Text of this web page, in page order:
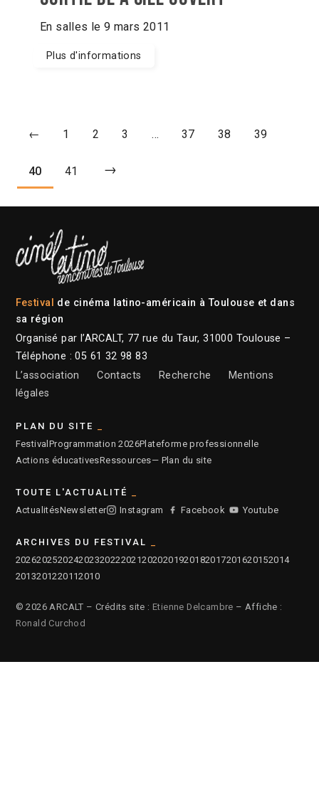
En salles le 9 mars 2011
Plus d'informations
← 1 2 3 … 37 38 39
40 41 →
Festival de cinéma latino-américain à Toulouse et dans
sa région
Organisé par l’ARCALT, 77 rue du Taur, 31000 Toulouse –
Téléphone : 05 61 32 98 83
L’association
Contacts Recherche
Mentions
légales
PLAN DU SITE
FestivalProgrammation 2026Plateforme professionnelle
Actions éducativesRessources— Plan du site
TOUTE L'ACTUALITÉ
ActualitésNewsletter Instagram Facebook Youtube
ARCHIVES DU FESTIVAL
2026202520242023202220212020201920182017201620152014
2013201220112010
© 2026 ARCALT – Crédits site : Etienne Delcambre – Affiche :
Ronald Curchod